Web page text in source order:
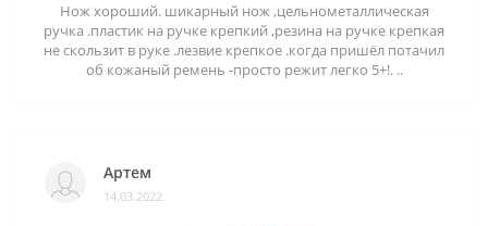
Нож хороший. шикарный нож ,цельнометаллическая
ручка .пластик на ручке крепкий ,резина на ручке крепкая
не скользит в руке .лезвие крепкое .когда пришёл потачил
об кожаный ремень -просто режит легко 5+!. ..
Артем
14.03.2022